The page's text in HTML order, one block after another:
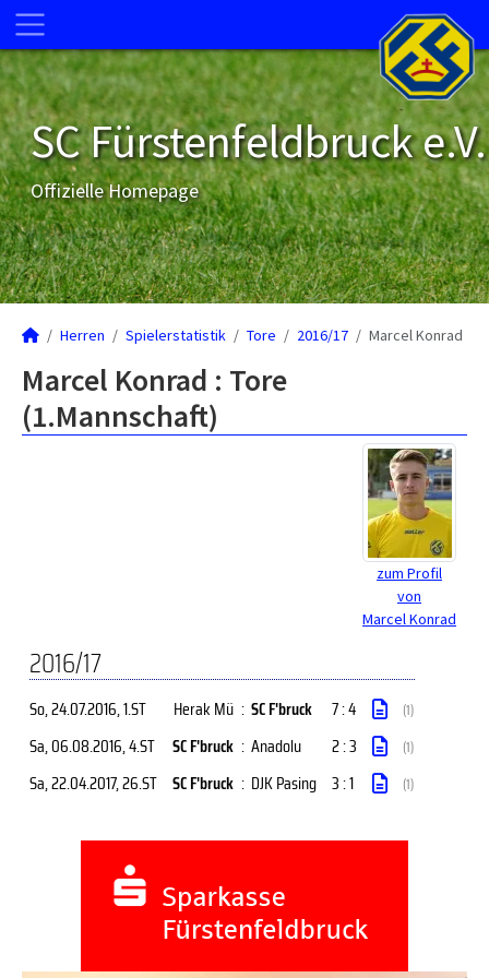
SC Fürstenfeldbruck e.V.
Offizielle Homepage
Herren Spielerstatistik Tore 2016/17 Marcel Konrad
Marcel Konrad : Tore
(1.Mannschaft)
zum Profil
von
Marcel Konrad
2016/17
So, 24.07.2016, 1.ST Herak Mü : SC F'bruck 7 : 4 (1)
Sa, 06.08.2016, 4.ST SC F'bruck : Anadolu 2 : 3 (1)
Sa, 22.04.2017, 26.ST SC F'bruck : DJK Pasing 3 : 1 (1)